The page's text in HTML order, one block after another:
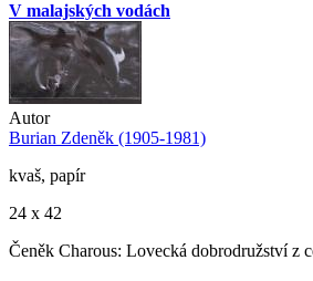
V malajských vodách
Autor
Burian Zdeněk (1905-1981)
kvaš, papír
24 x 42
Čeněk Charous: Lovecká dobrodružství z